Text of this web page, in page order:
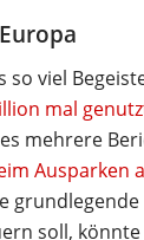
viel
mal
mehrere
Ausparken
soll,